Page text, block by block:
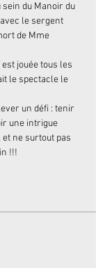
du Manoir du
le sergent
de Mme
jouée tous les
le spectacle le
un défi : tenir
une intrigue
ne surtout pas
!!!